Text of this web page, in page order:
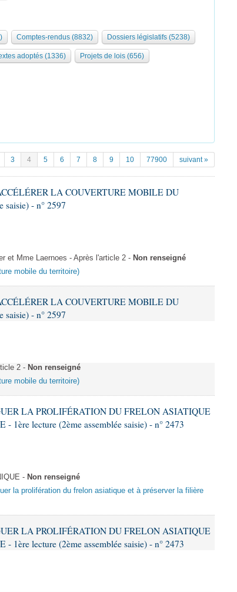
Comptes-rendus (8832) Dossiers législatifs (5238)
adoptés (1336) Projets de lois (656)
3 4 5 6 7 8 9 10 77900 suivant »
LA COUVERTURE MOBILE DU
saisie) - n° 2597
et Mme Laernoes - Après l'article 2 - Non renseigné
mobile du territoire)
LA COUVERTURE MOBILE DU
saisie) - n° 2597
2 - Non renseigné
mobile du territoire)
LA PROLIFÉRATION DU FRELON ASIATIQUE
lecture (2ème assemblée saisie) - n° 2473
- Non renseigné
la prolifération du frelon asiatique et à préserver la filière
LA PROLIFÉRATION DU FRELON ASIATIQUE
lecture (2ème assemblée saisie) - n° 2473